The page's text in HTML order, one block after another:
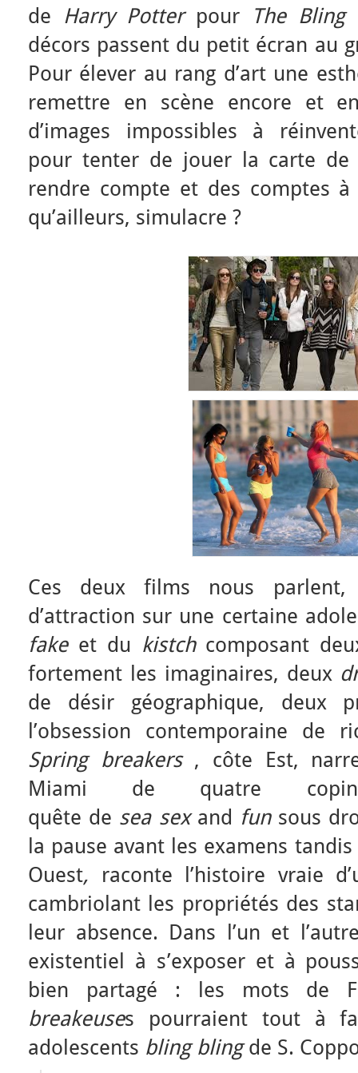
de Harry Potterpour
The Bling
décors passent du petit écran au
Pour élever au rang d’art une
remettre en scène encore et
d’images impossibles à
pour tenter de jouer la carte de
rendre compte et des comptes
qu’ailleurs, simulacre ?
Ces deux films nous
d’attraction sur une certaine
fakeet du kistchcomposant
fortement les imaginaires, deux
de désir géographique, deux
l’obsession contemporaine de
Spring breakers, côte Est,
Miami de quatre
quête de sea sexand funsous
la pause avant les examens
Ouest, raconte l’histoire vraie
cambriolant les propriétés des
leur absence. Dans l’un et
existentiel à s’exposer et à
bien partagé : les mots de
breakeuses pourraient tout à
adolescents bling blingde S.